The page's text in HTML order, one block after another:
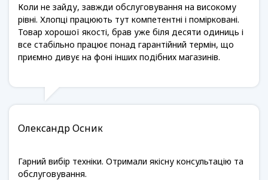
Коли не зайду, завжди обслуговування на високому
рівні. Хлопці працюють тут компетентні і помірковані.
Товар хорошої якості, брав уже біля десяти одиниць і
все стабільно працює понад гарантійний термін, що
приємно дивує на фоні інших подібних магазинів.
Олександр Осник
Гарний вибір техніки. Отримали якісну консультацію та
обслуговування.